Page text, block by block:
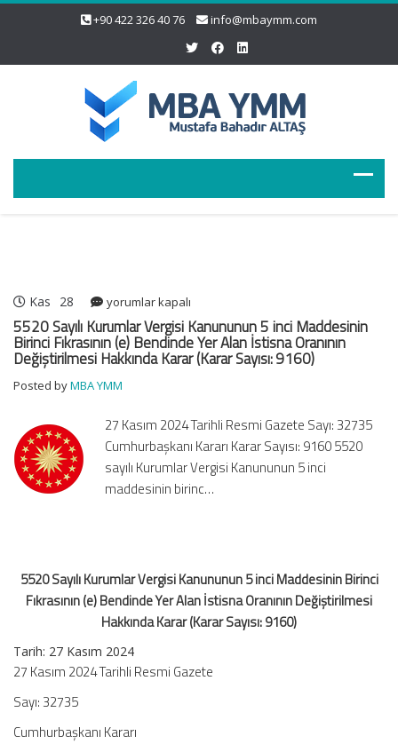
+90 422 326 40 76 info@mbaymm.com
Kas 28
5520
Sayılı
Kurumlar
Vergisi
5
Maddesinin
Birinci
Fıkrasının
(e)
Oranının
Değiştirilmesi
Hakkında
(Karar
Sayısı:
yorumlar kapalı
5520 Sayılı Kurumlar Vergisi Kanununun 5 inci Maddesinin
Birinci Fıkrasının (e) Bendinde Yer Alan İstisna Oranının
Değiştirilmesi Hakkında Karar (Karar Sayısı: 9160)
Posted byMBA YMM
27 Kasım 2024 Tarihli Resmi Gazete Sayı: 32735
Cumhurbaşkanı Kararı Karar Sayısı: 9160 5520
sayılı Kurumlar Vergisi Kanununun 5 inci
maddesinin birinc…
5520 Sayılı Kurumlar Vergisi Kanununun 5 inci Maddesinin Birinci
Fıkrasının (e) Bendinde Yer Alan İstisna Oranının Değiştirilmesi
Hakkında Karar (Karar Sayısı: 9160)
Tarih: 27 Kasım 2024
27 Kasım 2024 Tarihli Resmi Gazete
Sayı: 32735
Cumhurbaşkanı Kararı